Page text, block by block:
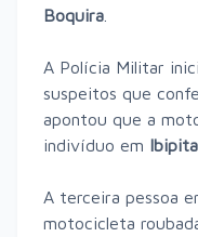
Boquira
A Polícia Militar
suspeitos que
apontou que a
indivíduo em
A terceira pessoa
motocicleta